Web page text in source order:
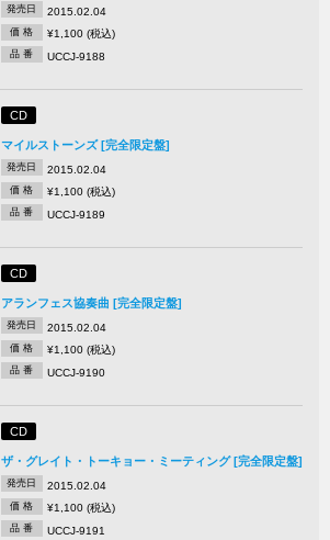
発売日 2015.02.04
価 格 ¥1,100 (税込)
品 番 UCCJ-9188
CD
マイルストーンズ [完全限定盤]
発売日 2015.02.04
価 格 ¥1,100 (税込)
品 番 UCCJ-9189
CD
アランフェス協奏曲 [完全限定盤]
発売日 2015.02.04
価 格 ¥1,100 (税込)
品 番 UCCJ-9190
CD
ザ・グレイト・トーキョー・ミーティング [完全限定盤]
発売日 2015.02.04
価 格 ¥1,100 (税込)
品 番 UCCJ-9191